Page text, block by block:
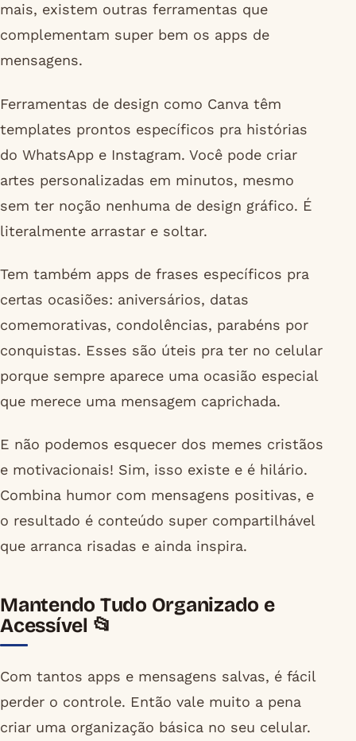
mais, existem outras ferramentas que
complementam super bem os apps de
mensagens.
Ferramentas de design como Canva têm
templates prontos específicos pra histórias
do WhatsApp e Instagram. Você pode criar
artes personalizadas em minutos, mesmo
sem ter noção nenhuma de design gráfico. É
literalmente arrastar e soltar.
Tem também apps de frases específicos pra
certas ocasiões: aniversários, datas
comemorativas, condolências, parabéns por
conquistas. Esses são úteis pra ter no celular
porque sempre aparece uma ocasião especial
que merece uma mensagem caprichada.
E não podemos esquecer dos memes cristãos
e motivacionais! Sim, isso existe e é hilário.
Combina humor com mensagens positivas, e
o resultado é conteúdo super compartilhável
que arranca risadas e ainda inspira.
Mantendo Tudo Organizado e
Acessível 📂
Com tantos apps e mensagens salvas, é fácil
perder o controle. Então vale muito a pena
criar uma organização básica no seu celular.